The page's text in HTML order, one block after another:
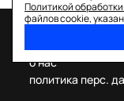
Политикой
файлов cookie,
о нас
политика перс.